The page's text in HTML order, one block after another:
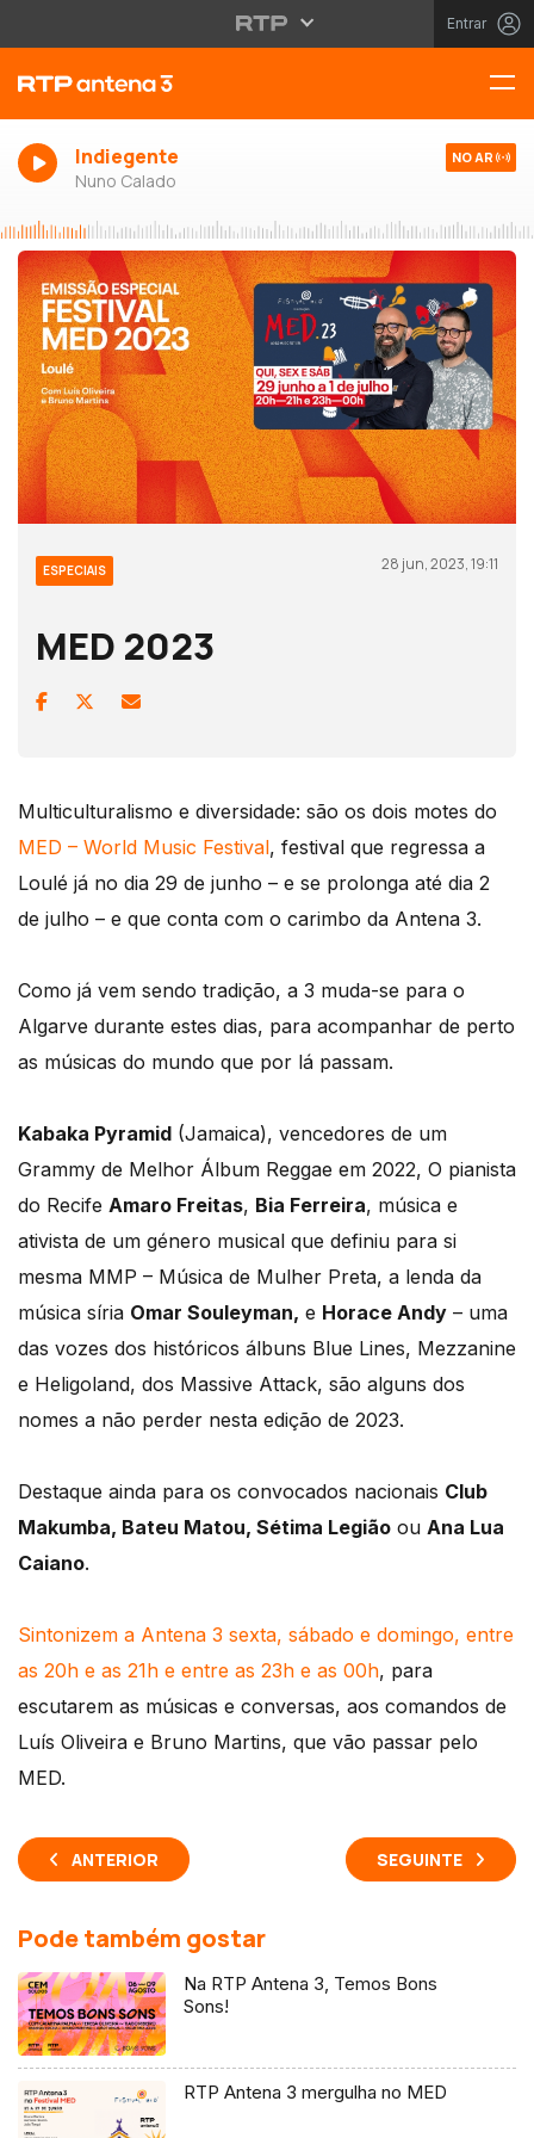
Entrar
Indiegente
Nuno Calado
NO AR
ESPECIAIS 28 jun, 2023, 19:11
MED 2023
Multiculturalismo e diversidade: são os dois motes do
MED – World Music Festival, festival que regressa a
Loulé já no dia 29 de junho – e se prolonga até dia 2
de julho – e que conta com o carimbo da Antena 3.
Como já vem sendo tradição, a 3 muda-se para o
Algarve durante estes dias, para acompanhar de perto
as músicas do mundo que por lá passam.
Kabaka Pyramid (Jamaica), vencedores de um
Grammy de Melhor Álbum Reggae em 2022, O pianista
do Recife Amaro Freitas, Bia Ferreira, música e
ativista de um género musical que definiu para si
mesma MMP – Música de Mulher Preta, a lenda da
música síria Omar Souleyman, e Horace Andy – uma
das vozes dos históricos álbuns Blue Lines, Mezzanine
e Heligoland, dos Massive Attack, são alguns dos
nomes a não perder nesta edição de 2023.
Destaque ainda para os convocados nacionais Club
Makumba, Bateu Matou, Sétima Legião ou Ana Lua
Caiano.
Sintonizem a Antena 3 sexta, sábado e domingo, entre
as 20h e as 21h e entre as 23h e as 00h, para
escutarem as músicas e conversas, aos comandos de
Luís Oliveira e Bruno Martins, que vão passar pelo
MED.
ANTERIOR SEGUINTE
Pode também gostar
Na RTP Antena 3, Temos Bons
Sons!
RTP Antena 3 mergulha no MED